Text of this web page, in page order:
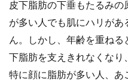
皮下脂肪の下垂もたるみ
が多い人でも肌にハリが
ん。しかし、年齢を重ね
下脂肪を支えきれなくな
特に顔に脂肪が多い人、あ